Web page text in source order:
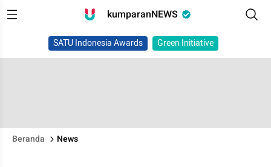
kumparanNEWS
SATU Indonesia Awards Green Initiative
Beranda News